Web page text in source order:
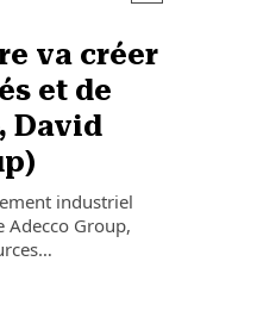
va créer
et de
David
industriel
Adecco Group,